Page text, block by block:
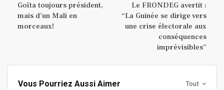
Goïta toujours président,
mais d’un Mali en
morceaux!
Le FRONDEG avertit :
“La Guinée se dirige vers
une crise électorale aux
conséquences
imprévisibles”
Tout
Vous Pourriez Aussi Aimer